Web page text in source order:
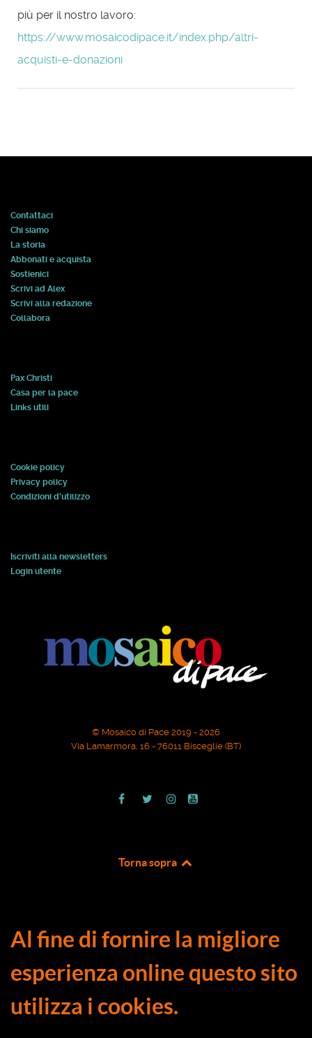
più per il nostro lavoro:
https://www.mosaicodipace.it/index.php/altri-
acquisti-e-donazioni
Contattaci
Chi siamo
La storia
Abbonati e acquista
Sostienici
Scrivi ad Alex
Scrivi alla redazione
Collabora
Pax Christi
Casa per la pace
Links utili
Cookie policy
Privacy policy
Condizioni d'utilizzo
Iscriviti alla newsletters
Login utente
© Mosaico di Pace 2019 - 2026
Via Lamarmora, 16 - 76011 Bisceglie (BT)
Torna sopra
Al fine di fornire la migliore
esperienza online questo sito
utilizza i cookies.